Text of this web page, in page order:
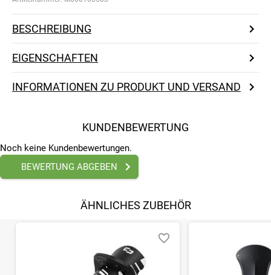
BESCHREIBUNG
EIGENSCHAFTEN
INFORMATIONEN ZU PRODUKT UND VERSAND
KUNDENBEWERTUNG
Noch keine Kundenbewertungen.
BEWERTUNG ABGEBEN
ÄHNLICHES ZUBEHÖR